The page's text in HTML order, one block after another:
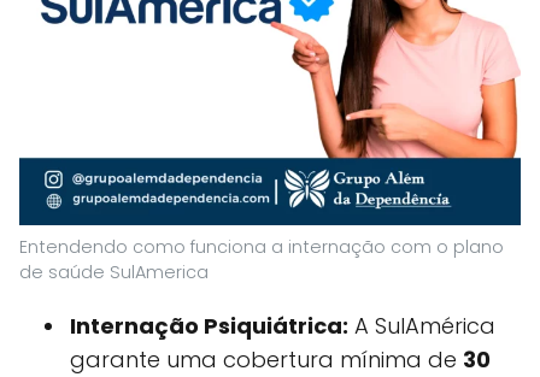
Entendendo como funciona a internação com o plano
de saúde SulAmerica
Internação Psiquiátrica: A SulAmérica
garante uma cobertura mínima de 30